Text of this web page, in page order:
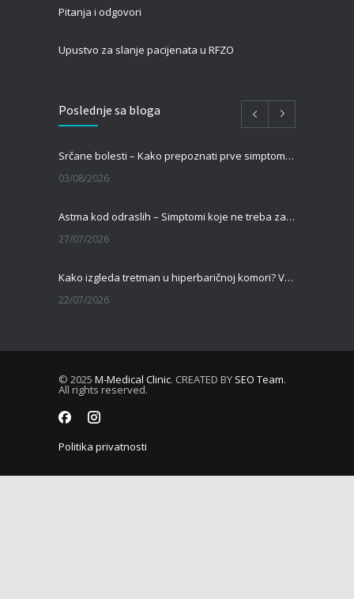
Pitanja i odgovori
Upustvo za slanje pacijenata u RFZO
Poslednje sa bloga
Srčane bolesti – Kako prepoznati prve simptome i kada je vreme za pregled kod kardiologa?
03/08/2026
Astma kod odraslih – Simptomi koje ne treba zanemariti
27/07/2026
Kako izgleda tretman u hiperbaričnoj komori? Vodič za pacijente pre prve terapije
22/07/2026
06/07/2026
© 2025 M-Medical Clinic. CREATED BY SEO Team.
All rights reserved.
Politika privatnosti